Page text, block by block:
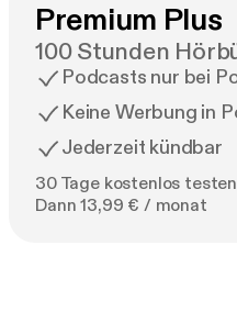
Premium Plus
100 Stunden
Podcasts nur bei
Keine Werbung in
Jederzeit kündbar
30 Tage kostenlos testen
Dann 13,99 € / monat